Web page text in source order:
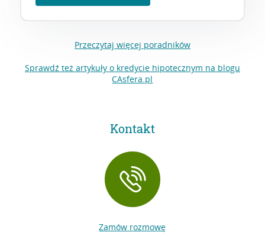
Przeczytaj więcej poradników
Sprawdź też artykuły o kredycie hipotecznym na blogu
CAsfera.pl
Kontakt
Zamów rozmowę